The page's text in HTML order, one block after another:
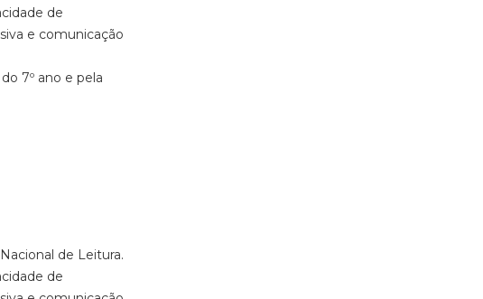
de
e comunicação
7º ano e pela
de Leitura.
de